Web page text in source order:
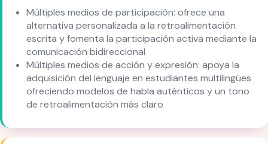
Múltiples medios de participación: ofrece una
alternativa personalizada a la retroalimentación
escrita y fomenta la participación activa mediante la
comunicación bidireccional
Múltiples medios de acción y expresión: apoya la
adquisición del lenguaje en estudiantes multilingües
ofreciendo modelos de habla auténticos y un tono
de retroalimentación más claro